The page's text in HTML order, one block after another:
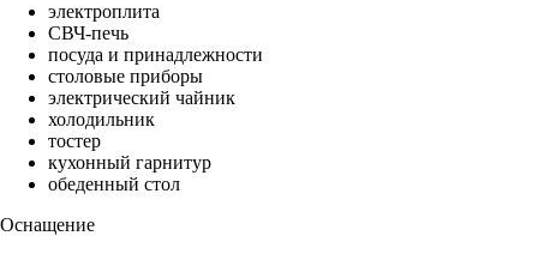
электроплита
СВЧ-печь
посуда и принадлежности
столовые приборы
электрический чайник
холодильник
тостер
кухонный гарнитур
обеденный стол
Оснащение